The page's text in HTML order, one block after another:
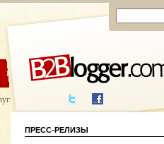
ЦЕНЫ ПОМОЩЬ
написания
ПРЕСС-РЕЛИЗЫ